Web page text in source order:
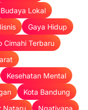
Budaya Lokal
Gaya Hidup
Cimahi Terbaru
Kesehatan Mental
Kota Bandung
Nataru
Ngatiyana